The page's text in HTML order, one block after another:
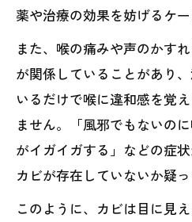
薬や治療の効果を妨げるケー
また、喉の痛みや声のかす
が関係していることがあり
いるだけで喉に違和感を覚
ません。「風邪でもないの
がイガイガする」などの症
カビが存在していないか疑
このように、カビは目に見